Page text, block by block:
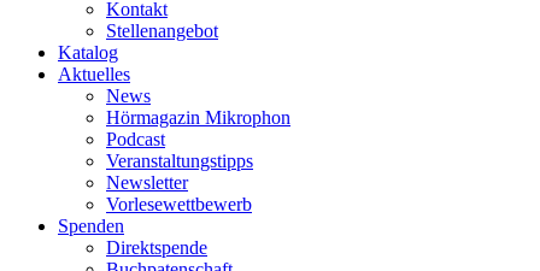
Kontakt
Stellenangebot
Katalog
Aktuelles
News
Hörmagazin Mikrophon
Podcast
Veranstaltungstipps
Newsletter
Vorlesewettbewerb
Spenden
Direktspende